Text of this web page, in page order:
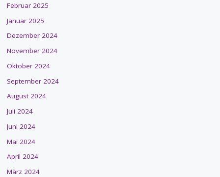
Februar 2025
Januar 2025
Dezember 2024
November 2024
Oktober 2024
September 2024
August 2024
Juli 2024
Juni 2024
Mai 2024
April 2024
März 2024